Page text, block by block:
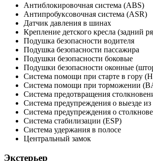
Антиблокировочная система (ABS)
Антипробуксовочная система (ASR)
Датчик давления в шинах
Крепление детского кресла (задний
Подушка безопасности водителя
Подушка безопасности пассажира
Подушки безопасности боковые
Подушки безопасности оконные
Система помощи при старте в гору
Система помощи при торможении
Система предотвращения
Система предупреждения о выезде
Система предупреждения о
Система стабилизации (ESP)
Система удержания в полосе
Центральный замок
Экстерьер